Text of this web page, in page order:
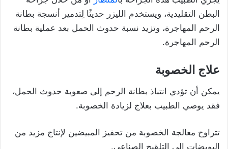
البطن التقليدية، ويستخدم الليزر حديثًا لِتدمير أنسجة بطانة
الرحم المهاجرة، وتزيد نسبة حدوث الحمل بعد عملية بطانة
الرحم المهاجرة.
علاج الخصوبة
يمكن أن تؤدي انتباذ بطانة الرحم إلى صعوبة حدوث الحمل،
فقد يوصي الطبيب بعلاج لزيادة الخصوبة.
تتراوح معالجة الخصوبة من تحفيز المبيضين لإنتاج مزيد من
البويضات إلى التلقيح الصناعي.